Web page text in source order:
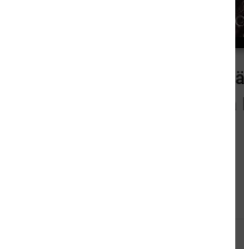
Mein Wahrer
von